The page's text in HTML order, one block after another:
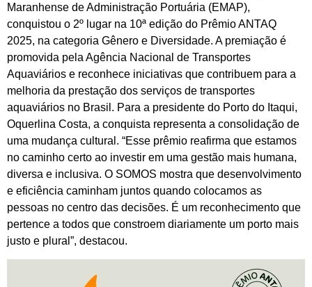
Maranhense de Administração Portuária (EMAP),
conquistou o 2º lugar na 10ª edição do Prêmio ANTAQ
2025, na categoria Gênero e Diversidade. A premiação é
promovida pela Agência Nacional de Transportes
Aquaviários e reconhece iniciativas que contribuem para a
melhoria da prestação dos serviços de transportes
aquaviários no Brasil. Para a presidente do Porto do Itaqui,
Oquerlina Costa, a conquista representa a consolidação de
uma mudança cultural. “Esse prêmio reafirma que estamos
no caminho certo ao investir em uma gestão mais humana,
diversa e inclusiva. O SOMOS mostra que desenvolvimento
e eficiência caminham juntos quando colocamos as
pessoas no centro das decisões. É um reconhecimento que
pertence a todos que constroem diariamente um porto mais
justo e plural”, destacou.